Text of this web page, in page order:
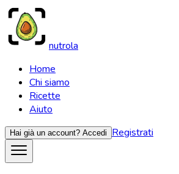
nutrola
Home
Chi siamo
Ricette
Aiuto
Hai già un account? Accedi Registrati